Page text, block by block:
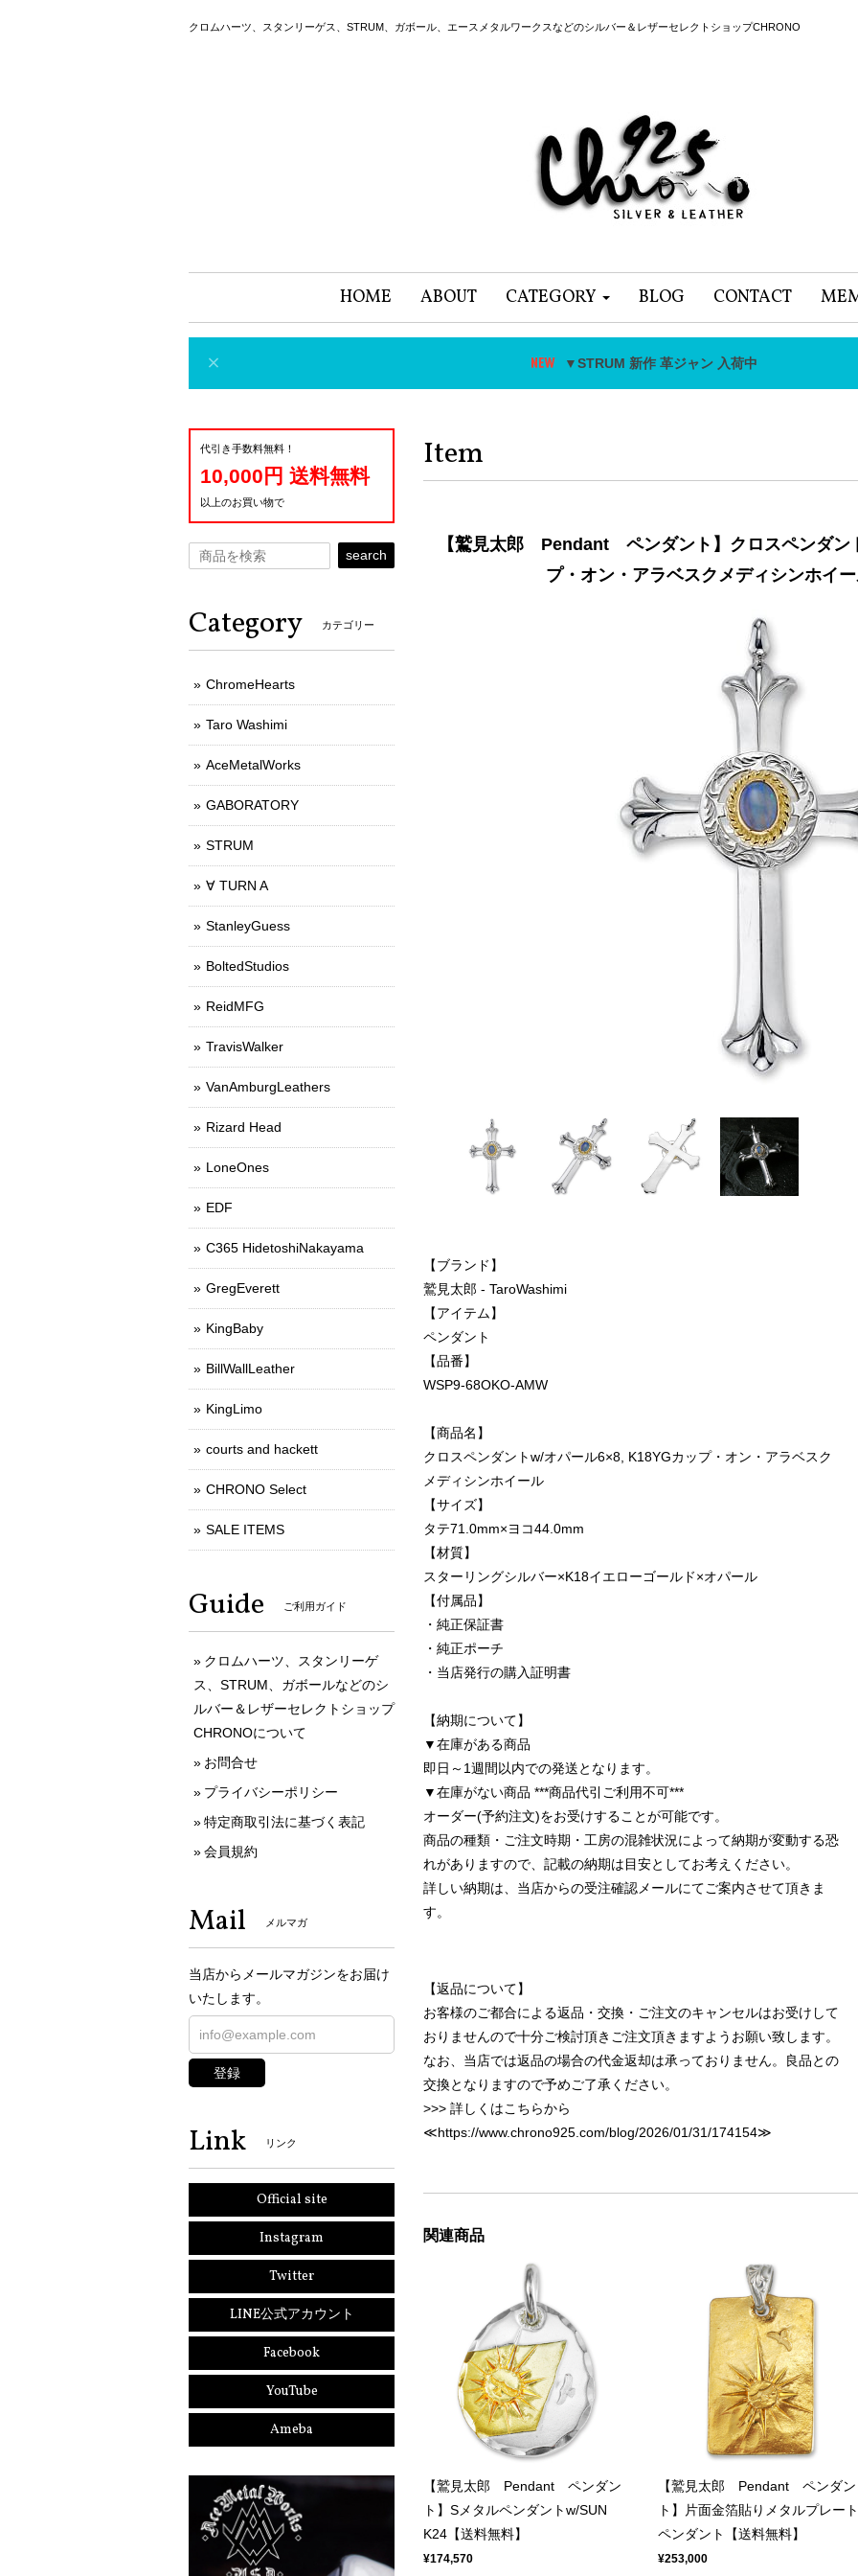
クロムハーツ、スタンリーゲス、STRUM、ガボール、エースメタルワークスなどのシルバー＆レザーセレクトショップCHRONO
HOME ABOUT CATEGORY BLOG CONTACT
▼STRUM 新作 革ジャン 入荷中
Item
【鷲見太郎 Pendant ペンダント】クロスペンダン
プ・オン・アラベスクメディシンホイー
【ブランド】
鷲見太郎 - TaroWashimi
【アイテム】
ペンダント
【品番】
WSP9-68OKO-AMW
【商品名】
クロスペンダントw/オパール6×8, K18YGカップ・オン・アラベスク
メディシンホイール
【サイズ】
タテ71.0mm×ヨコ44.0mm
【材質】
スターリングシルバー×K18イエローゴールド×オパール
【付属品】
・純正保証書
・純正ポーチ
・当店発行の購入証明書
【納期について】
▼在庫がある商品
即日～1週間以内での発送となります。
▼在庫がない商品 ***商品代引ご利用不可***
オーダー(予約注文)をお受けすることが可能です。
商品の種類・ご注文時期・工房の混雑状況によって納期が変動する恐
れがありますので、記載の納期は目安としてお考えください。
詳しい納期は、当店からの受注確認メールにてご案内させて頂きま
す。
【返品について】
お客様のご都合による返品・交換・ご注文のキャンセルはお受けして
おりませんので十分ご検討頂きご注文頂きますようお願い致します。
なお、当店では返品の場合の代金返却は承っておりません。良品との
交換となりますので予めご了承ください。
>>> 詳しくはこちらから
≪https://www.chrono925.com/blog/2026/01/31/174154≫
関連商品
【鷲見太郎 Pendant ペンダン
ト】Sメタルペンダントw/SUN
K24【送料無料】
¥174,570
【鷲見太郎 Pendant ペンダン
ト】片面金箔貼りメタルプレート
ペンダント【送料無料】
¥253,000
代引き手数料無料！
10,000円 送料無料
以上のお買い物で
search
Category カテゴリー
ChromeHearts
Taro Washimi
AceMetalWorks
GABORATORY
STRUM
∀ TURN A
StanleyGuess
BoltedStudios
ReidMFG
TravisWalker
VanAmburgLeathers
Rizard Head
LoneOnes
EDF
C365 HidetoshiNakayama
GregEverett
KingBaby
BillWallLeather
KingLimo
courts and hackett
CHRONO Select
SALE ITEMS
Guide ご利用ガイド
クロムハーツ、スタンリーゲ
ス、STRUM、ガボールなどのシ
ルバー＆レザーセレクトショップ
CHRONOについて
お問合せ
プライバシーポリシー
特定商取引法に基づく表記
会員規約
Mail メルマガ
当店からメールマガジンをお届け
いたします。
登録
Link リンク
Official site
Instagram
Twitter
LINE公式アカウント
Facebook
YouTube
Ameba